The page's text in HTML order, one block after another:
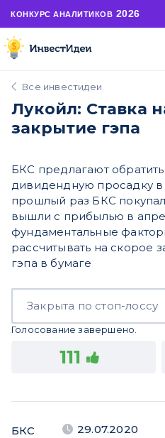
КОНКУРС АНАЛИТИКОВ 2026
Все инвестидеи
Лукойл: Ставка
закрытие гэпа
БКС предлагают
дивидендную просадку в
прошлый раз БКС
вышли с прибылью в
фундаментальные
рассчитывать на скорое
гэпа в бумаге
Закрыта по стоп-лоссу
Голосование завершено.
111
БКС 29.07.2020